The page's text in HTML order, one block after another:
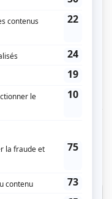
des deux
des oeuvres et l'on a
une oeuvre
pour
ici.